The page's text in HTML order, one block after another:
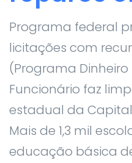
Programa federal
licitações com
(Programa Dinheiro
Funcionário faz
estadual da Capital
Mais de 1,3 mil
educação básica